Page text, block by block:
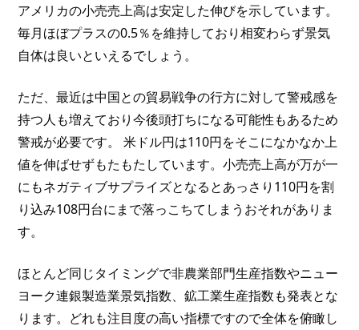
アメリカの小売売上高は安定した伸びを示しています。
毎月ほぼプラスの0.5％を維持しており相変わらず景気
自体は良いといえるでしょう。
ただ、最近は中国との貿易戦争の行方に対して警戒感を
持つ人も増えており今後頭打ちになる可能性もあるため
警戒が必要です。 米ドル円は110円をそこになかなか上
値を伸ばせずもたもたしています。小売売上高が万が一
にもネガティブサプライズとなるとあっさり110円を割
り込み108円台にまで落っこちてしまうおそれがありま
す。
ほとんど同じタイミングで非農業部門生産指数やニュー
ヨーク連銀製造業景気指数、鉱工業生産指数も発表とな
ります。どれも注目度の高い指標ですので全体を俯瞰し